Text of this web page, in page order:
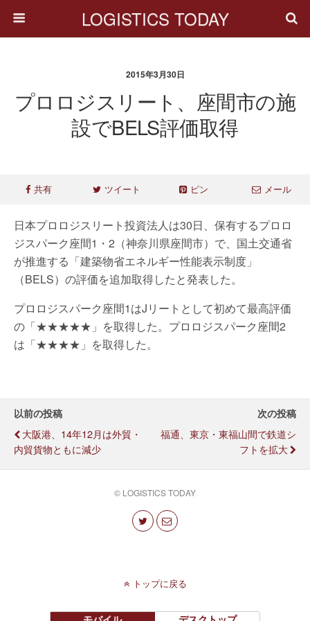
LOGISTICS TODAY
2015年3月30日
プロロジスリート、座間市の施
設でBELS評価取得
共有 ツイート ピン メール
日本プロロジスリート投資法人は30日、保有するプロロ
ジスパーク座間1・2（神奈川県座間市）で、国土交通省
が推進する「建築物省エネルギー性能表示制度」
（BELS）の評価を追加取得したと発表した。
プロロジスパーク座間1はJリートとして初めて最高評価
の「★★★★★」を取得した。プロロジスパーク座間2
は「★★★★」を取得した。
以前の投稿
大阪港、14年12月は外貿・
内貿貨物ともに減少
次の投稿
福通、東京・東福山間で鉄道シ
フトを拡大
© LOGISTICS TODAY
トップに戻る